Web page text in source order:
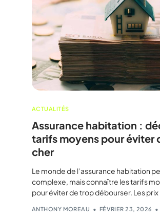
ACTUALITÉS
Assurance habitation :
tarifs moyens pour éviter
cher
Le monde de l’assurance habitation
complexe, mais connaître les tarifs
pour éviter de trop débourser. Les prix
ANTHONY MOREAU FÉVRIER 23, 2026